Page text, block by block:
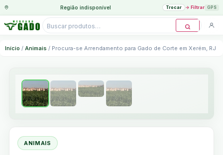
Região indisponível Trocar → Filtrar GPS
Pesquisar
para
Início / Animais / Procura-se Arrendamento para Gado de Corte em Xerém, RJ
ANIMAIS